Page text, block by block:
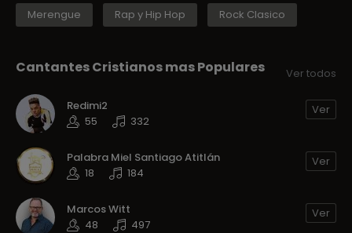
Merengue Rap y Hip Hop Rock Clasico
Cantantes Cristianos mas Populares Ver todos
Redimi2
55
332
Ver
Palabra Miel Santiago Atitlán
18
184
Ver
Marcos Witt
48
497
Ver